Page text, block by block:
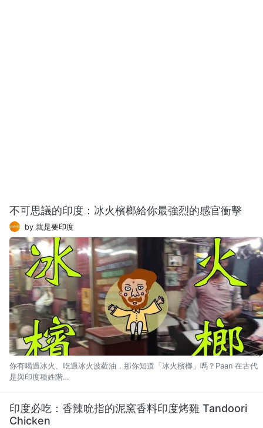
不可思議的印度：冰火檳榔給你最強烈的感官衝擊
by 就是要印度
你有喝過冰火、吃過冰火波蘿油，那你知道「冰火檳榔」嗎？Paan 在古代
是與印度種姓階…
印度必吃：香辣吮指的泥窯香料印度烤雞 Tandoori
Chicken